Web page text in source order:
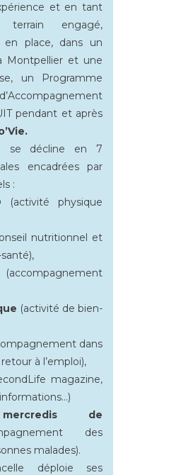
et en tant
terrain engagé,
en place, dans un
Montpellier et une
un Programme
pendant et après
se décline en 7
encadrées par
:
(activité physique
nutritionnel et
(accompagnement
(activité de bien-
dans
à l’emploi),
magazine,
de
des
malades).
déploie ses